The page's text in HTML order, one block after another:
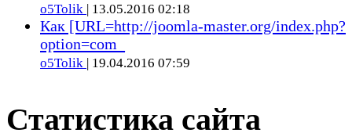
o5Tolik | 13.05.2016 02:18
Как [URL=http://joomla-master.org/index.php?
option=com_
o5Tolik | 19.04.2016 07:59
Статистика сайта